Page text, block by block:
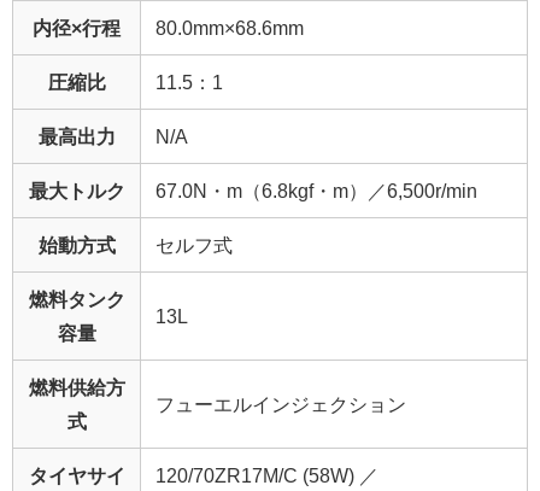
内径×行程 80.0mm×68.6mm
圧縮比 11.5：1
最高出力 N/A
最大トルク 67.0N・m（6.8kgf・m）／6,500r/min
始動方式 セルフ式
燃料タンク
容量
13L
燃料供給方
式
フューエルインジェクション
タイヤサイ
120/70ZR17M/C (58W) ／